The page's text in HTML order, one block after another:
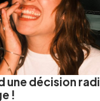
une décision
!